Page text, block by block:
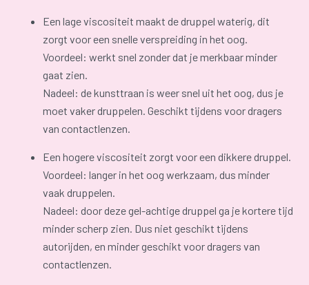
Een lage viscositeit maakt de druppel waterig, dit
zorgt voor een snelle verspreiding in het oog.
Voordeel: werkt snel zonder dat je merkbaar minder
gaat zien.
Nadeel: de kunsttraan is weer snel uit het oog, dus je
moet vaker druppelen. Geschikt tijdens voor dragers
van contactlenzen.
Een hogere viscositeit zorgt voor een dikkere druppel.
Voordeel: langer in het oog werkzaam, dus minder
vaak druppelen.
Nadeel: door deze gel-achtige druppel ga je kortere tijd
minder scherp zien. Dus niet geschikt tijdens
autorijden, en minder geschikt voor dragers van
contactlenzen.